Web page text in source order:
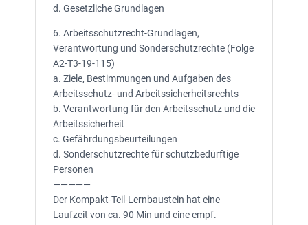
d. Gesetzliche Grundlagen
6. Arbeitsschutzrecht-Grundlagen,
Verantwortung und Sonderschutzrechte (Folge
A2-T3-19-115)
a. Ziele, Bestimmungen und Aufgaben des
Arbeitsschutz- und Arbeitssicherheitsrechts
b. Verantwortung für den Arbeitsschutz und die
Arbeitssicherheit
c. Gefährdungsbeurteilungen
d. Sonderschutzrechte für schutzbedürftige
Personen
—————
Der Kompakt-Teil-Lernbaustein hat eine
Laufzeit von ca. 90 Min und eine empf.